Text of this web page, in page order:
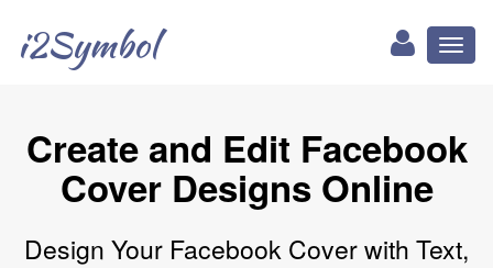
i2Symbol
Create and Edit Facebook
Cover Designs Online
Design Your Facebook Cover with Text,